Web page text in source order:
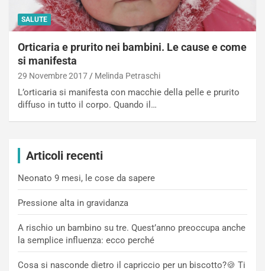
SALUTE
Orticaria e prurito nei bambini. Le cause e come
si manifesta
29 Novembre 2017 Melinda Petraschi
L’orticaria si manifesta con macchie della pelle e prurito
diffuso in tutto il corpo. Quando il…
Articoli recenti
Neonato 9 mesi, le cose da sapere
Pressione alta in gravidanza
A rischio un bambino su tre. Quest’anno preoccupa anche
la semplice influenza: ecco perché
Cosa si nasconde dietro il capriccio per un biscotto?🍪 Ti